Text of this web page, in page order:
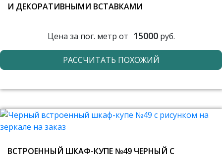
И ДЕКОРАТИВНЫМИ ВСТАВКАМИ
Цена за пог. метр от 15000руб.
РАССЧИТАТЬ ПОХОЖИЙ
ВСТРОЕННЫЙ ШКАФ-КУПЕ №49 ЧЕРНЫЙ С